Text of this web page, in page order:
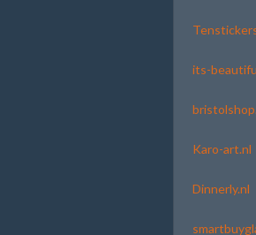
its-
Karo-art.nl
Dinnerly.nl